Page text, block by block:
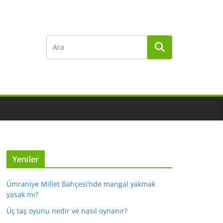
Yeniler
Ümraniye Millet Bahçesi’nde mangal yakmak
yasak mı?
Üç taş oyunu nedir ve nasıl oynanır?